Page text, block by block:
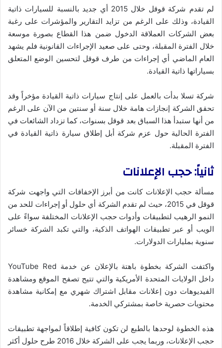
لم تقدم شركة قوقل خلال 2015 أي جديد بالنسبة للسيارات ذاتية
القيادة، وذلك على الرغم من تزايد التقارير والمؤشرات على رغبة
بعض الشركات العملاقة الدخول ضمن هذا القطاع بصورة موسعة
خلال الفترة المقبلة، وحتى على صعيد الإجراءات القانونية فلم يشهد
العام الماضي أي إجراءات من طرف قوقل لتحسين الوضع المتعلق
بسياراتها ذاتية القيادة.
شركة تسلا بدأت بالعمل على إنتاج سيارات ذاتية القيادة مؤخراً وقد
تحقق الشركة إنجازات هامة خلال سنة أو سنتين من الآن على الرغم
من أنها ستبدأ هذا السباق بعد قوقل بسنوات، كما تزداد الشائعات في
الفترة الحالية حول عزم شركة أبل إطلاق سيارة ذاتية القيادة في
الفترة المقبلة.
ثانياً: حجب الإعلانات
مسألة حجب الإعلانات كانت من أبرز الإخفاقات التي واجهت شركة
قوقل في 2015، حيث لم تقدم الشركة أي حلول أو إجراءات للحد من
النمو الرهيب لتطبيقات وأدوات حجب الإعلانات المختلفة سواءً على
الويب أو عبر تطبيقات الهواتف الذكية، والتي تكبد الشركة خسائر
سنوية بمليارات الدولارات.
واكتفت الشركة بخطوة باهتة بالإعلان عن خدمة YouTube Red
داخل الولايات المتحدة الأمريكية والتي تتيح تصفح الموقع ومشاهدة
الفيديوهات دون إعلانات مقابل اشتراك شهري مع إمكانية مشاهدة
محتويات حصرية خاصة بمشتركي الخدمة.
هذه الخطوة لوحدها بالطبع لن تكون كافية إطلاقاً لمواجهة تطبيقات
حجب الإعلانات، وربما يجب على الشركة خلال 2016 طرح حلول أكثر